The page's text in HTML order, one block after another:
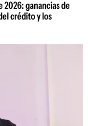
ganancias de
crédito y los